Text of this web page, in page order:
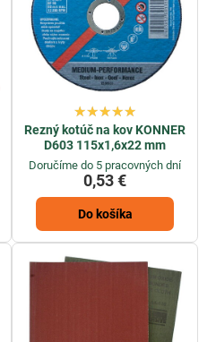
Rezný kotúč na kov KONNER
D603 115x1,6x22 mm
Doručíme do 5 pracovných dní
0,53 €
Do košíka